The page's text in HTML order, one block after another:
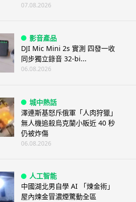
07.08.2026
影音產品
DJI Mic Mini 2s 實測 四發一收
同步獨立錄音 32-bi...
06.08.2026
城中熱話
澤連斯基怒斥俄軍「人肉狩獵」
無人機追殺烏克蘭小販近 40 秒
仍被炸傷
06.08.2026
人工智能
中國湖北男自學 AI 「煉金術」
屋內煉金冒濃煙驚動全區